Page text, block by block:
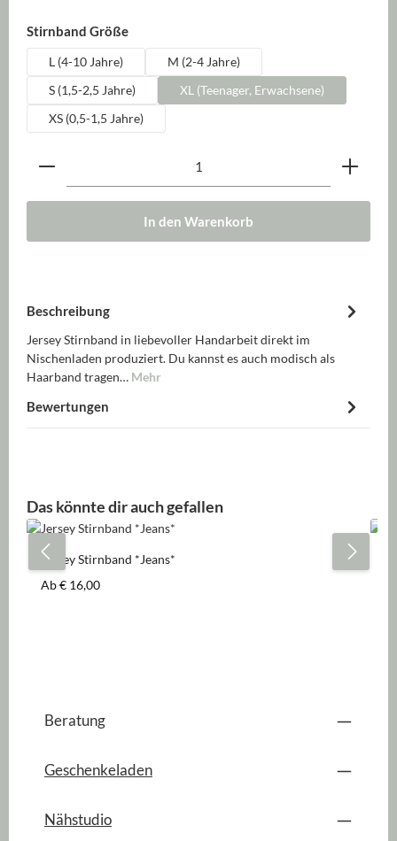
Stirnband Größeauswählen
L (4-10 Jahre)
M (2-4 Jahre)
S (1,5-2,5 Jahre)
XL (Teenager, Erwachsene)
XS (0,5-1,5 Jahre)
Produkt Anzahl: Gib den gewünschten Wert ein
In den Warenkorb
Beschreibung
Jersey Stirnband in liebevoller Handarbeit direkt im
Nischenladen produziert. Du kannst es auch modisch als
Haarband tragen… Mehr
Bewertungen
Produktgalerie überspringen
Das könnte dir auch gefallen
Jersey Stirnband *Jeans*
Regulärer Preis:
Ab€ 16,00
Beratung
Geschenkeladen
Nähstudio